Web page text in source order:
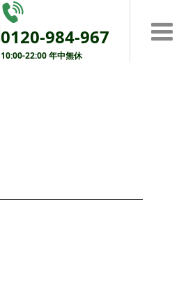
0120-984-967
10:00-22:00 年中無休